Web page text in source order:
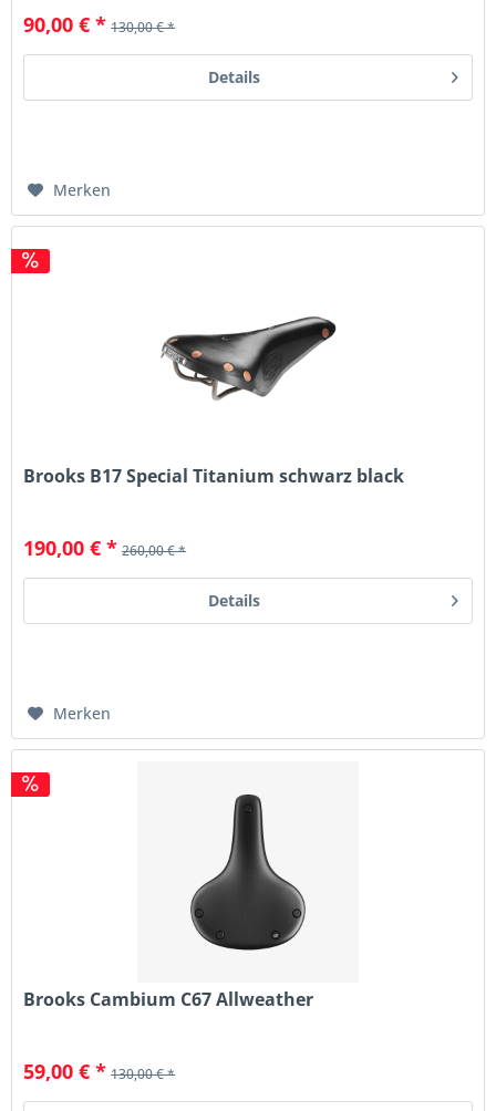
90,00 € * 130,00 € *
Details
Merken
Brooks B17 Special Titanium schwarz black
190,00 € * 260,00 € *
Details
Merken
Brooks Cambium C67 Allweather
59,00 € * 130,00 € *